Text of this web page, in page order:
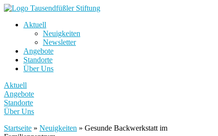
Aktuell
Neuigkeiten
Newsletter
Angebote
Standorte
Über Uns
Aktuell
Angebote
Standorte
Über Uns
Startseite » Neuigkeiten » Gesunde Backwerkstatt im